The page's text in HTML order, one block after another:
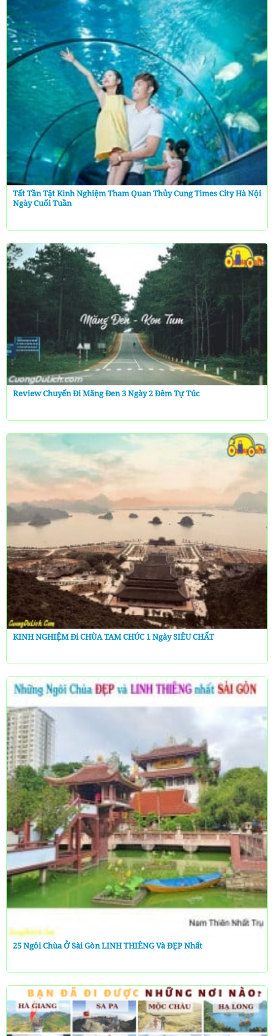
Tất Tần Tật Kinh Nghiệm Tham Quan Thủy Cung Times City Hà Nội
Ngày Cuối Tuần
Review Chuyến Đi Măng Đen 3 Ngày 2 Đêm Tự Túc
KINH NGHIỆM Đi CHÙA TAM CHÚC 1 Ngày SIÊU CHẤT
25 Ngôi Chùa Ở Sài Gòn LINH THIÊNG Và ĐẸP Nhất